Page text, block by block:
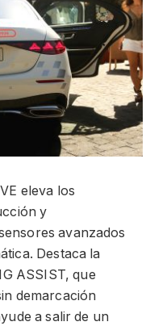
eleva los
y
avanzados
Destaca la
ASSIST, que
demarcación
a salir de un